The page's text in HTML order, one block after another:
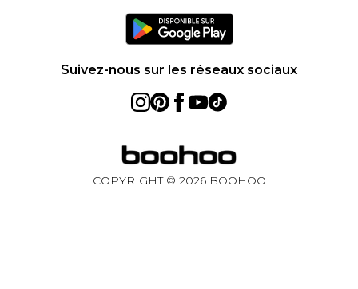
Suivez-nous sur les réseaux sociaux
COPYRIGHT © 2026 BOOHOO